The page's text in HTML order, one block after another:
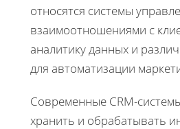
относятся системы
взаимоотношениями с
аналитику данных и
для автоматизации
Современные CRM-
хранить и обрабатывать